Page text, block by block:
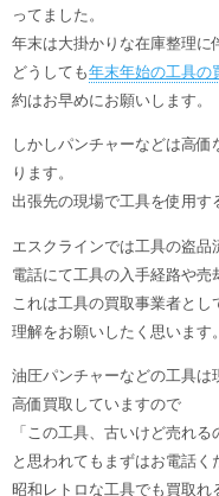
ってました。
年末は大掛かりな在庫整理に
どうしても年末年始の工具の
約はお早めにお願いします。
しかしパンチャーなどは高
ります。
出張先の現場で工具を使用す
エスクラインでは工具の盗
電話にて工具の入手経路や売
これは工具の買取事業者と
理解をお願いしたく思います。
油圧パンチャーなどの工具は
高価買取していますので
「この工具、古いけど売れる
と思われてもまずはお電話く
昭和レトロな工具でも買取れ